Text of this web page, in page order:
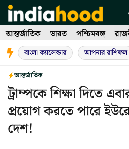
Skip
to
content
আন্তর্জাতিক ভারত পশ্চিমবঙ্গ
বাংলা ক্যালেন্ডার আপনার রাশিফল
আন্তর্জাতিক
ট্রাম্পকে শিক্ষা দিতে
প্রয়োগ করতে পারে
দেশ!